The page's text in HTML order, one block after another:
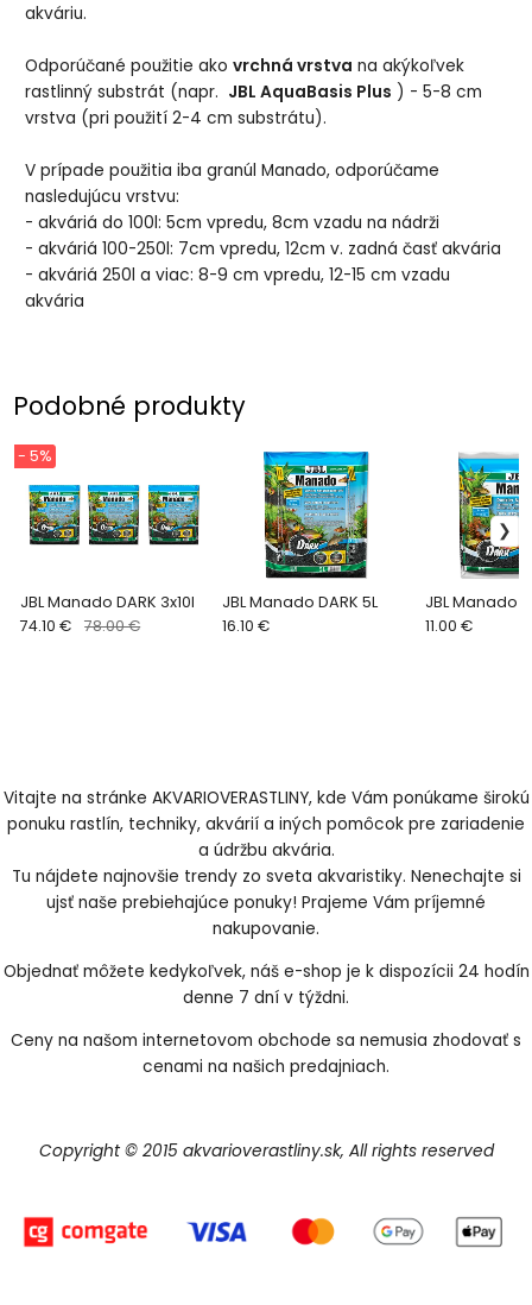
akváriu.
Odporúčané použitie akovrchná vrstva na akýkoľvek
rastlinný substrát (napr. JBL AquaBasis Plus ) - 5-8 cm
vrstva (pri použití 2-4 cm substrátu).
V prípade použitia iba granúl Manado, odporúčame
nasledujúcu vrstvu:
- akváriá do 100l: 5cm vpredu, 8cm vzadu na nádrži
- akváriá 100-250l: 7cm vpredu, 12cm v. zadná časť akvária
- akváriá 250l a viac: 8-9 cm vpredu, 12-15 cm vzadu
akvária
Podobné produkty
JBL Manado DARK 3x10l
- 5%
74.10 € 78.00 €
JBL Manado DARK 5L
16.10 €
JBL Manado
11.00 €
Vitajte na stránke AKVARIOVERASTLINY, kde Vám ponúkame širokú
ponuku rastlín, techniky, akvárií a iných pomôcok pre zariadenie
a údržbu akvária.
Tu nájdete najnovšie trendy zo sveta akvaristiky. Nenechajte si
ujsť naše prebiehajúce ponuky! Prajeme Vám príjemné
nakupovanie.
Objednať môžete kedykoľvek, náš e-shop je k dispozícii 24 hodín
denne 7 dní v týždni.
Ceny na našom internetovom obchode sa nemusia zhodovať s
cenami na našich predajniach.
Copyright © 2015 akvarioverastliny.sk, All rights reserved